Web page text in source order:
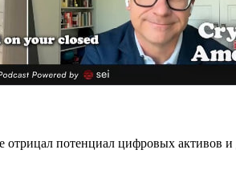
отрицал потенциал цифровых